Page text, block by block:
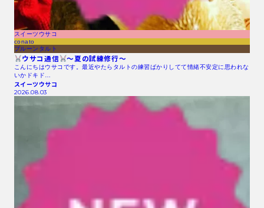
スイーツウサコ
conato
プルーンタルト
ウサコ通信 〜夏の試練修行〜
こんにちはウサコです。最近やたらタルトの練習ばかりしてて情緒不安定に思われな
いかドキド…
スイーツウサコ
2026.08.03